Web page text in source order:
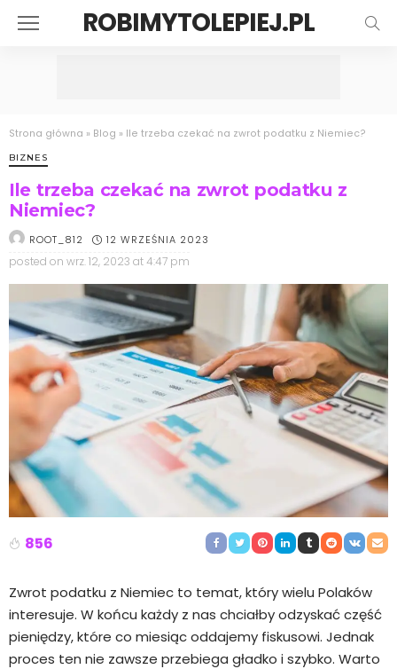
ROBIMYTOLEPIEJ.PL
Strona główna » Blog » Ile trzeba czekać na zwrot podatku z Niemiec?
BIZNES
Ile trzeba czekać na zwrot podatku z
Niemiec?
ROOT_812 12 WRZEŚNIA 2023
posted on wrz. 12, 2023 at 4:47 pm
856
Zwrot podatku z Niemiec to temat, który wielu Polaków
interesuje. W końcu każdy z nas chciałby odzyskać część
pieniędzy, które co miesiąc oddajemy fiskusowi. Jednak
proces ten nie zawsze przebiega gładko i szybko. Warto